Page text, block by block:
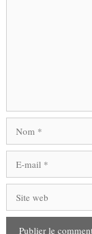
mail
web